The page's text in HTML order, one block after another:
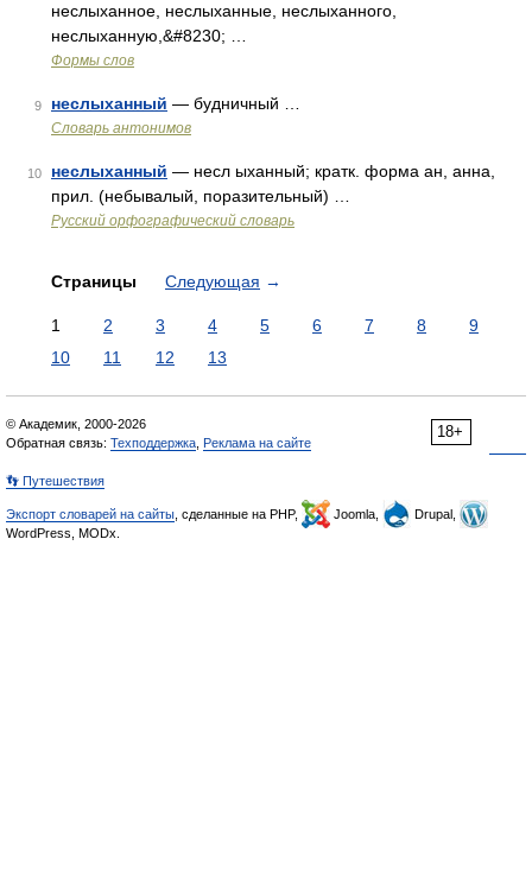
неслыханное, неслыханные, неслыханного,
неслыханную,&#8230; …
Формы слов
9 неслыханный — будничный …
Словарь антонимов
10 неслыханный — несл ыханный; кратк. форма ан, анна,
прил. (небывалый, поразительный) …
Русский орфографический словарь
Страницы Следующая →
1 2 3 4 5 6 7 8
9
10
11 12 13
18+
© Академик, 2000-2026
Обратная связь: Техподдержка Реклама на сайте
👣 Путешествия
Экспорт словарей на сайты , сделанные на PHP, Joomla,
Drupal,
WordPress, MODx.